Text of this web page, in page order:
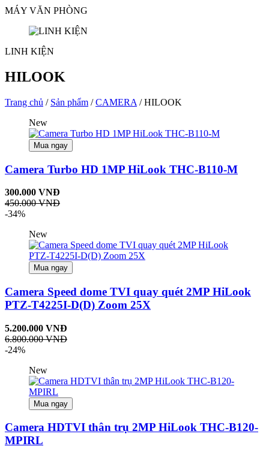
MÁY VĂN PHÒNG
LINH KIỆN
HILOOK
Trang chủ / Sản phẩm /CAMERA / HILOOK
New
Mua ngay
Camera Turbo HD 1MP HiLook THC-B110-M
300.000 VNĐ
450.000 VNĐ
-34%
New
Mua ngay
Camera Speed dome TVI quay quét 2MP HiLook
PTZ-T4225I-D(D) Zoom 25X
5.200.000 VNĐ
6.800.000 VNĐ
-24%
New
Mua ngay
Camera HDTVI thân trụ 2MP HiLook THC-B120-
MPIRL